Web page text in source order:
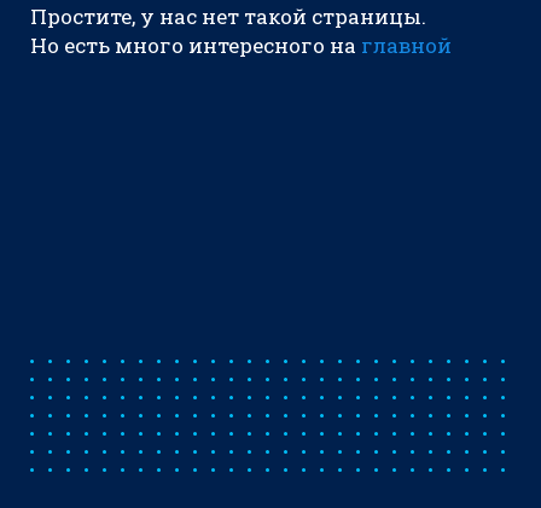
Простите, у нас нет такой страницы.
Но есть много интересного на главной